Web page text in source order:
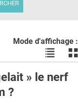
Mode d'affichage :
Voir
les
en
les
» le nerf
?